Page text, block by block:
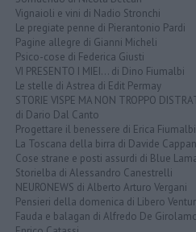
Vignaioli e vini di Nadio Stronchi
Le pregiate penne di Pierantonio Pardi
Pagine allegre di Gianni Micheli
Psico-cose di Federica Giusti
VI PRESENTO I MIEI... di Dino Fiumalbi
Le stelle di Astrea di Edit Permay
STORIE VISPE MA NON TROPPO
di Dario Dal Canto
Progettare il benessere di Erica Fiumalbi
La Toscana della birra di Davide
Cose strane e posti assurdi di Blue
Storielba di Alessandro Canestrelli
NEURONEWS di Alberto Arturo Vergani
Pensieri della domenica di Libero
Fauda e balagan di Alfredo De